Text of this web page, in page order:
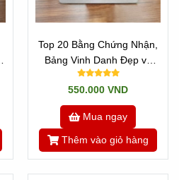
Top 20 Bằng Chứng Nhận,
Bảng Vinh Danh Đẹp và
Hiện Đại Nhất Hiện Tại
550.000 VND
Mua ngay
Thêm vào giỏ hàng